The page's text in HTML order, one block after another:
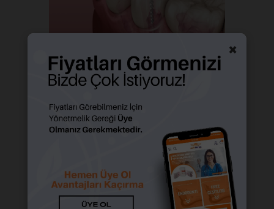
Kanal Tedavisi Nedir? Kanal
Tedavisi Nasıl Yapılır?
Haziran 12, 2026
Kanal Tedavisi Nedir?
Kanal Tedavisi Nasıl
Yapılır?
×